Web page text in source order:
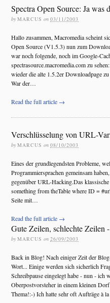
Spectra Open Source: Ja was
by MARCUS on 03/11/2003
Hallo zusammen, Macromedia scheint
Open Source (V1.5.3) nun zum
war noch folgende, noch im Google-
spectrasource.macromedia.com zu
wieder die alte 1.5.2er Downloadpage
War der…
Read the full article →
Verschlüsselung von URL-
by MARCUS on 08/10/2003
Eines der grundlegendsten Probleme,
Programmiersprachen gemeinsam
gegenüber URL-Hacking.Das
something from theTable where ID =
Seite mit…
Read the full article →
Gute Zeilen, schlechte Zeilen
by MARCUS on 26/09/2003
Back in Blog! Nach einiger Zeit der
Wort... Einige werden sich sicherlich
Schreibpause eingelegt habe - nun - ich
Oberpostvorsteher in einem kleinen
Thema!:-) Ich hatte sehr oft Aufträge à